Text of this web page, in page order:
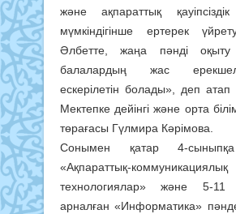
және ақпараттық қауіпсіздік
мүмкіндігінше ертерек
Әлбетте, жаңа пәнді оқыту
балалардың жас
ескерілетін болады», деп
Мектепке дейінгі және орта
төрағасы Гүлмира Кәрімова.
Сонымен қатар 4-
«Ақпараттық-коммуникациялық
технологиялар» және 5-11
арналған «Информатика»